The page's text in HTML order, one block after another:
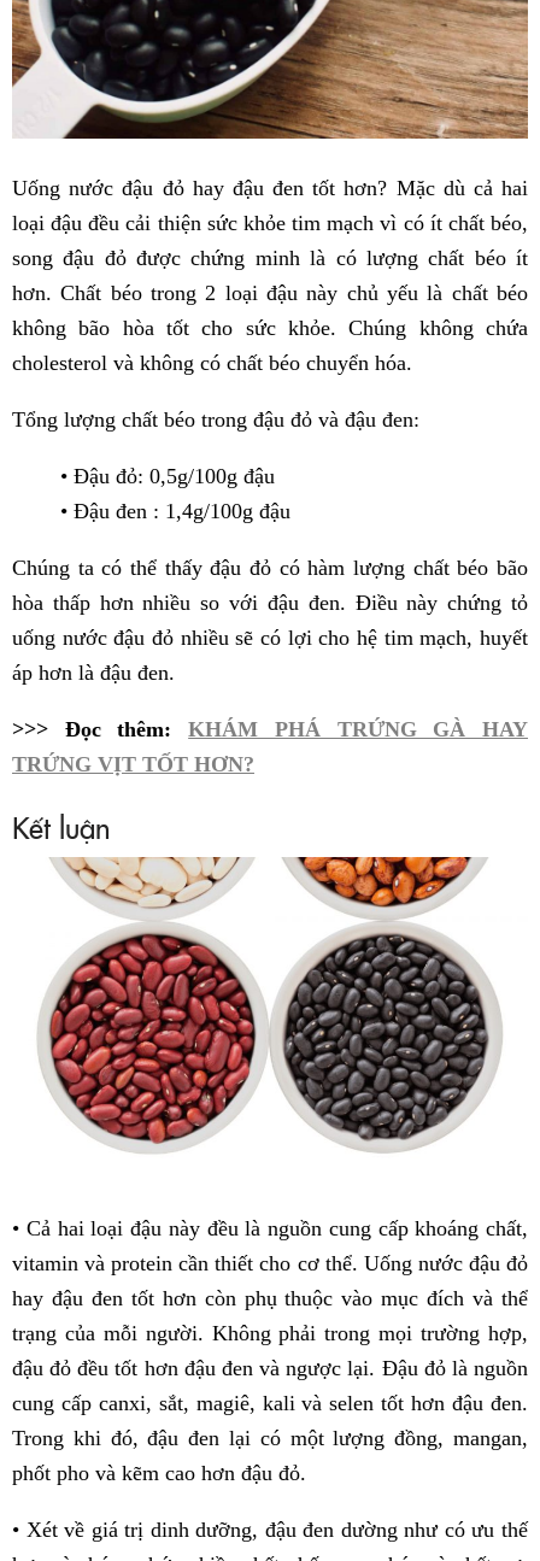
Uống nước đậu đỏ hay đậu đen tốt hơn? Mặc dù cả hai
loại đậu đều cải thiện sức khỏe tim mạch vì có ít chất béo,
song đậu đỏ được chứng minh là có lượng chất béo ít
hơn. Chất béo trong 2 loại đậu này chủ yếu là chất béo
không bão hòa tốt cho sức khỏe. Chúng không chứa
cholesterol và không có chất béo chuyển hóa.
Tổng lượng chất béo trong đậu đỏ và đậu đen:
• Đậu đỏ: 0,5g/100g đậu
• Đậu đen : 1,4g/100g đậu
Chúng ta có thể thấy đậu đỏ có hàm lượng chất béo bão
hòa thấp hơn nhiều so với đậu đen. Điều này chứng tỏ
uống nước đậu đỏ nhiều sẽ có lợi cho hệ tim mạch, huyết
áp hơn là đậu đen.
>>> Đọc thêm:KHÁM PHÁ TRỨNG GÀ HAY
TRỨNG VỊT TỐT HƠN?
Kết luận
• Cả hai loại đậu này đều là nguồn cung cấp khoáng chất,
vitamin và protein cần thiết cho cơ thể. Uống nước đậu đỏ
hay đậu đen tốt hơn còn phụ thuộc vào mục đích và thể
trạng của mỗi người. Không phải trong mọi trường hợp,
đậu đỏ đều tốt hơn đậu đen và ngược lại. Đậu đỏ là nguồn
cung cấp canxi, sắt, magiê, kali và selen tốt hơn đậu đen.
Trong khi đó, đậu đen lại có một lượng đồng, mangan,
phốt pho và kẽm cao hơn đậu đỏ.
• Xét về giá trị dinh dưỡng, đậu đen dường như có ưu thế